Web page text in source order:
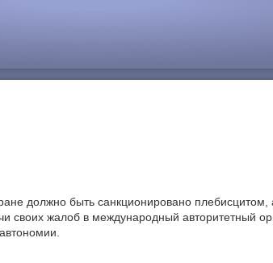
должно быть санкционировано
своих жалоб в международный авторитетный